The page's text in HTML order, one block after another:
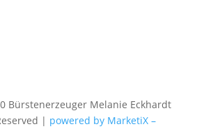
Bürstenerzeuger Melanie Eckhardt
| powered by MarketiX –